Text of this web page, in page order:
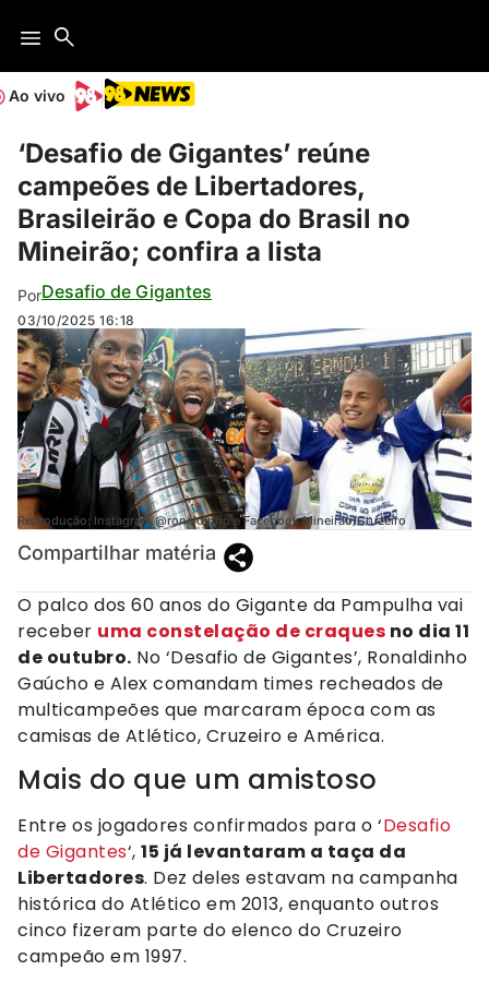
Ao vivo
‘Desafio de Gigantes’ reúne
campeões de Libertadores,
Brasileirão e Copa do Brasil no
Mineirão; confira a lista
PorDesafio de Gigantes
03/10/2025 16:18
Reprodução: Instagram @ronaldinho e Facebook Mineirão/Cruzeiro
Compartilhar matéria
O palco dos 60 anos do Gigante da Pampulha vai
receber uma constelação de craques no dia 11
de outubro. No ‘Desafio de Gigantes’, Ronaldinho
Gaúcho e Alex comandam times recheados de
multicampeões que marcaram época com as
camisas de Atlético, Cruzeiro e América.
Mais do que um amistoso
Entre os jogadores confirmados para o ‘Desafio
de Gigantes‘, 15 já levantaram a taça da
Libertadores. Dez deles estavam na campanha
histórica do Atlético em 2013, enquanto outros
cinco fizeram parte do elenco do Cruzeiro
campeão em 1997.